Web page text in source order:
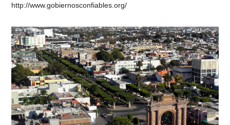
http://www.gobiernosconfiables.org/